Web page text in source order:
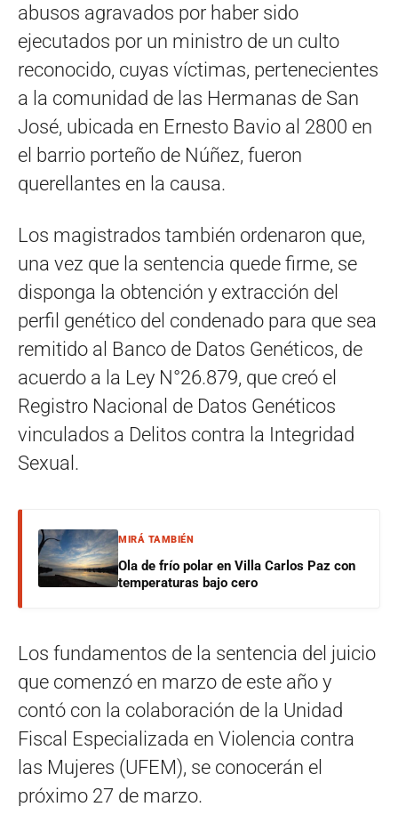
abusos agravados por haber sido
ejecutados por un ministro de un culto
reconocido, cuyas víctimas, pertenecientes
a la comunidad de las Hermanas de San
José, ubicada en Ernesto Bavio al 2800 en
el barrio porteño de Núñez, fueron
querellantes en la causa.
Los magistrados también ordenaron que,
una vez que la sentencia quede firme, se
disponga la obtención y extracción del
perfil genético del condenado para que sea
remitido al Banco de Datos Genéticos, de
acuerdo a la Ley N°26.879, que creó el
Registro Nacional de Datos Genéticos
vinculados a Delitos contra la Integridad
Sexual.
MIRÁ TAMBIÉN
Ola de frío polar en Villa Carlos Paz con
temperaturas bajo cero
Los fundamentos de la sentencia del juicio
que comenzó en marzo de este año y
contó con la colaboración de la Unidad
Fiscal Especializada en Violencia contra
las Mujeres (UFEM), se conocerán el
próximo 27 de marzo.